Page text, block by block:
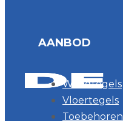
AANBOD
Wandtegels
Vloertegels
Toebehoren